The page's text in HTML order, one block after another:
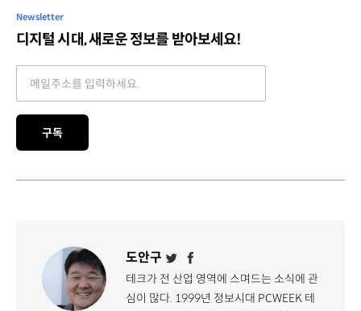
Newsletter
디지털 시대, 새로운 정보를 받아보세요!
Email address
구독
도안구
테크가 전 산업 영역에 스며드는 소식에 관
심이 많다. 1999년 정보시대 PCWEEK 테